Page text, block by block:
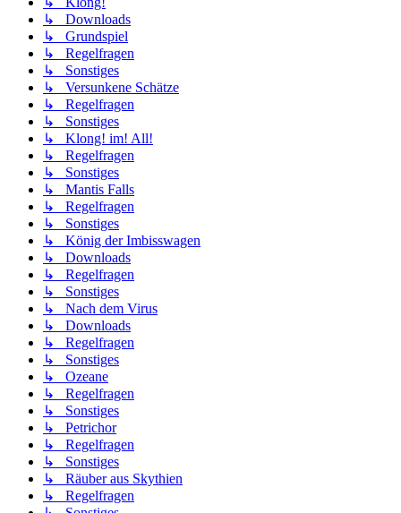
↳ Downloads
↳ Grundspiel
↳ Regelfragen
↳ Sonstiges
↳ Versunkene Schätze
↳ Regelfragen
↳ Sonstiges
↳ Klong! im! All!
↳ Regelfragen
↳ Sonstiges
↳ Mantis Falls
↳ Regelfragen
↳ Sonstiges
↳ König der Imbisswagen
↳ Downloads
↳ Regelfragen
↳ Sonstiges
↳ Nach dem Virus
↳ Downloads
↳ Regelfragen
↳ Sonstiges
↳ Ozeane
↳ Regelfragen
↳ Sonstiges
↳ Petrichor
↳ Regelfragen
↳ Sonstiges
↳ Räuber aus Skythien
↳ Regelfragen